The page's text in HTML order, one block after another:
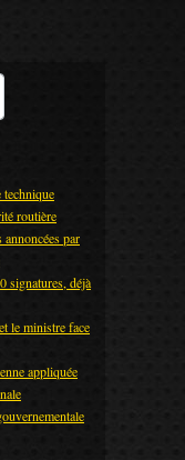
routière
par
signatures, déjà
le ministre face
appliquée